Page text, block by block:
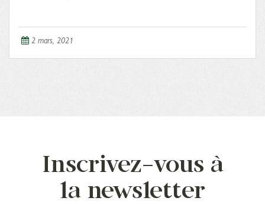
2 mars, 2021
Inscrivez-vous à
la newsletter